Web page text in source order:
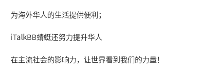
为海外华人的生活提供便利；
iTalkBB蜻蜓还努力提升华人
在主流社会的影响力，让世界看到我们的力量！